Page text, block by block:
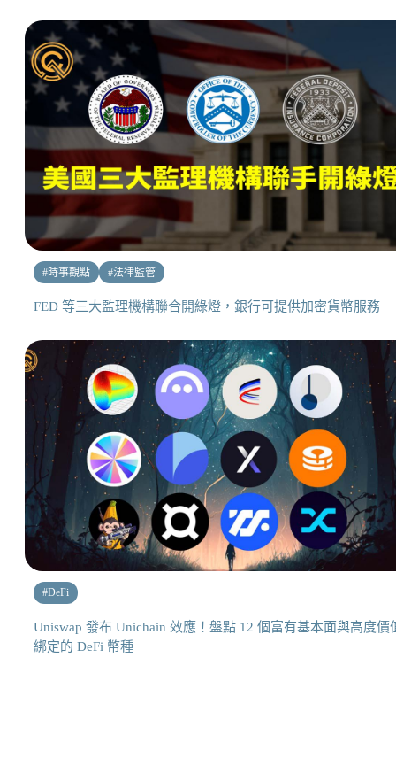
#時事觀點 #法律監管
FED 等三大監理機構聯合開綠燈，銀行可提供加密貨幣服務
#DeFi
Uniswap 發布 Unichain 效應！盤點 12 個富有基本面與高度價
綁定的 DeFi 幣種